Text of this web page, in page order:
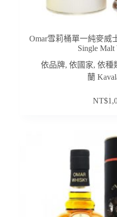
Omar雪莉桶單一純麥威
Single Malt
依品牌,依國家,依種
蘭
NT$